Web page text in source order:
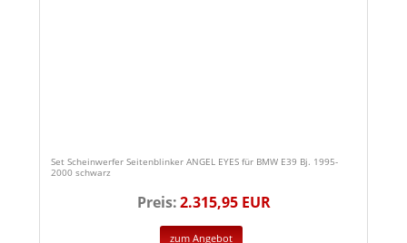
Set Scheinwerfer Seitenblinker ANGEL EYES für BMW E39 Bj. 1995-
2000 schwarz
Preis:2.315,95 EUR
zum Angebot